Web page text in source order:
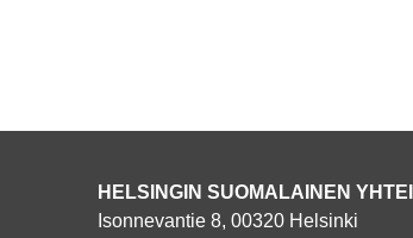
HELSINGIN SUOMALAINEN
Isonnevantie 8, 00320 Helsinki